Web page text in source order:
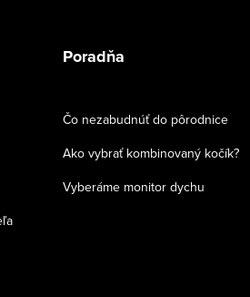
Poradňa
Čo nezabudnúť do pôrodnice
Ako vybrať kombinovaný kočík?
Vyberáme monitor dychu